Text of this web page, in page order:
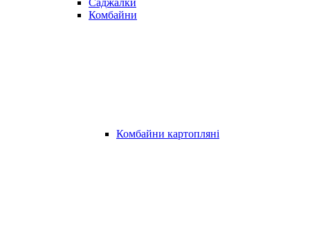
Саджалки
Комбайни
Комбайни картопляні